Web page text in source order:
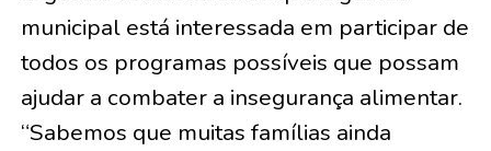
municipal está interessada em participar de
todos os programas possíveis que possam
ajudar a combater a insegurança alimentar.
“Sabemos que muitas famílias ainda